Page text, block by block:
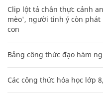
Clip lột tả chân thực cảnh
mèo', người tinh ý còn
con
Bảng công thức đạo hàm
Các công thức hóa học lớp